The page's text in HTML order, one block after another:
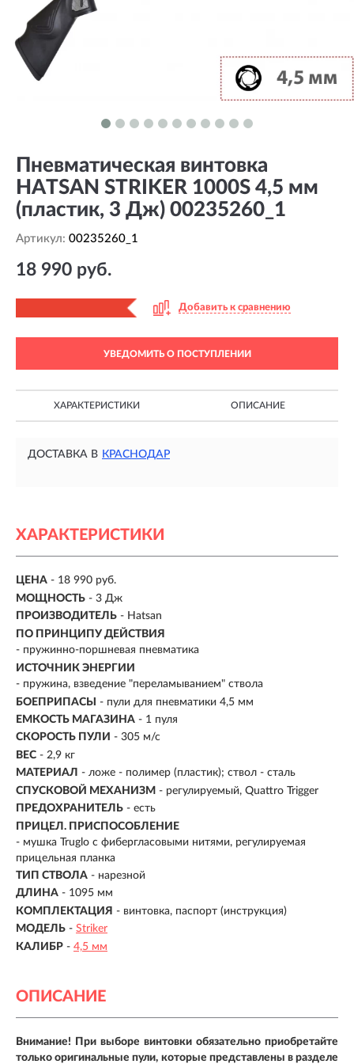
Пневматическая винтовка
HATSAN STRIKER 1000S 4,5 мм
(пластик, 3 Дж) 00235260_1
Артикул: 00235260_1
18 990 руб.
Добавить к сравнению
УВЕДОМИТЬ О ПОСТУПЛЕНИИ
ХАРАКТЕРИСТИКИ ОПИСАНИЕ
ДОСТАВКА В КРАСНОДАР
ХАРАКТЕРИСТИКИ
ЦЕНА - 18 990 руб.
МОЩНОСТЬ - 3 Дж
ПРОИЗВОДИТЕЛЬ - Hatsan
ПО ПРИНЦИПУ ДЕЙСТВИЯ
- пружинно-поршневая пневматика
ИСТОЧНИК ЭНЕРГИИ
- пружина, взведение "переламыванием" ствола
БОЕПРИПАСЫ
- пули для пневматики 4,5 мм
ЕМКОСТЬ МАГАЗИНА - 1 пуля
СКОРОСТЬ ПУЛИ - 305 м/с
ВЕС - 2,9 кг
МАТЕРИАЛ - ложе - полимер (пластик); ствол - сталь
СПУСКОВОЙ МЕХАНИЗМ - регулируемый, Quattro Trigger
ПРЕДОХРАНИТЕЛЬ - есть
ПРИЦЕЛ. ПРИСПОСОБЛЕНИЕ
- мушка Truglo с фибергласовыми нитями, регулируемая
прицельная планка
ТИП СТВОЛА - нарезной
ДЛИНА - 1095 мм
КОМПЛЕКТАЦИЯ - винтовка, паспорт (инструкция)
МОДЕЛЬ - Striker
КАЛИБР - 4,5 мм
ОПИСАНИЕ
Внимание! При выборе винтовки обязательно приобретайте
только оригинальные пули, которые представлены в разделе